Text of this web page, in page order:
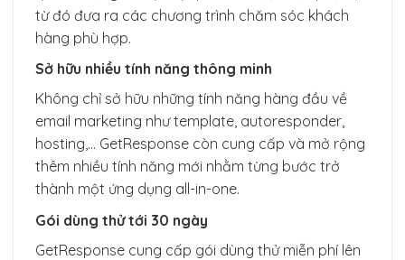
từ đó đưa ra các chương trình chăm sóc khách
hàng phù hợp.
Sở hữu nhiều tính năng thông minh
Không chỉ sở hữu những tính năng hàng đầu về
email marketing như template, autoresponder,
hosting,… GetResponse còn cung cấp và mở rộng
thêm nhiều tính năng mới nhằm từng bước trở
thành một ứng dụng all-in-one.
Gói dùng thử tới 30 ngày
GetResponse cung cấp gói dùng thử miễn phí lên